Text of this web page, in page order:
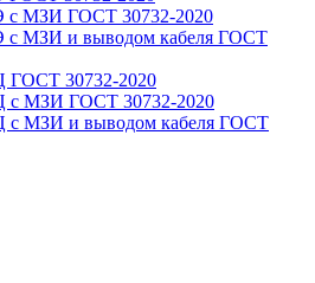
МЗИ ГОСТ 30732-2020
МЗИ и выводом кабеля ГОСТ
30732-2020
МЗИ ГОСТ 30732-2020
МЗИ и выводом кабеля ГОСТ